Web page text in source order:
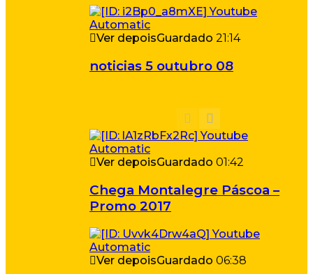
Ver depoisGuardado 21:14
noticias 5 outubro 08
Ver depoisGuardado 01:42
Chega Montalegre Páscoa –
Promo 2017
Ver depoisGuardado 06:38